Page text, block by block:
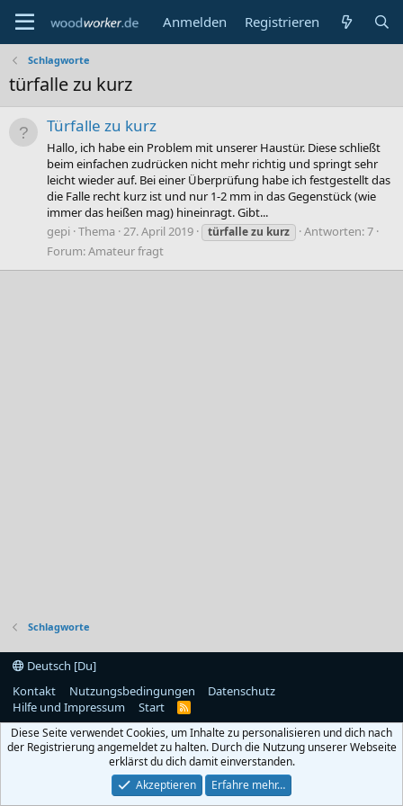
Anmelden Registrieren
Schlagworte
türfalle zu kurz
Türfalle zu kurz
Hallo, ich habe ein Problem mit unserer Haustür. Diese schließt
beim einfachen zudrücken nicht mehr richtig und springt sehr
leicht wieder auf. Bei einer Überprüfung habe ich festgestellt das
die Falle recht kurz ist und nur 1-2 mm in das Gegenstück (wie
immer das heißen mag) hineinragt. Gibt...
gepi Thema 27. April 2019 türfallezu kurz
Antworten: 7
Forum:Amateur fragt
Schlagworte
Deutsch [Du]
Kontakt
Nutzungsbedingungen
Datenschutz
Hilfe und Impressum
Start
R
S
Diese Seite verwendet Cookies, um Inhalte zu personalisieren und dich nach
der Registrierung angemeldet zu halten. Durch die Nutzung unserer Webseite
erklärst du dich damit einverstanden.
Akzeptieren
Erfahre mehr…